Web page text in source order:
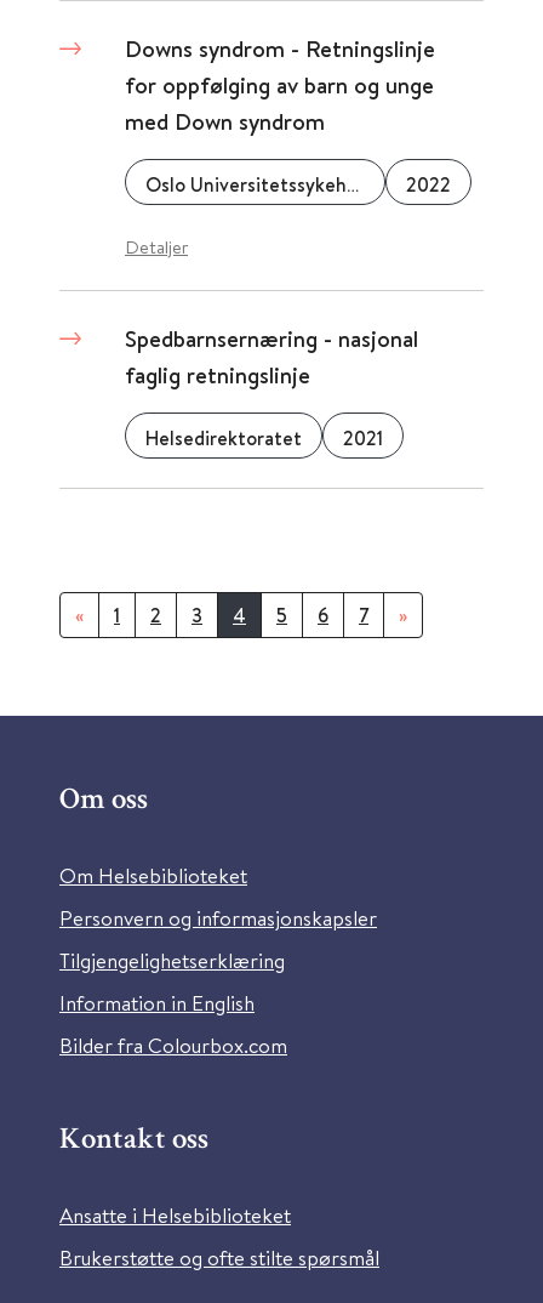
Downs syndrom - Retningslinje
for oppfølging av barn og unge
med Down syndrom
Oslo Universitetssykehus 2022
Detaljer
Spedbarnsernæring - nasjonal
faglig retningslinje
Helsedirektoratet 2021
« 1 2 3 4 5 6 7 »
Om oss
Om Helsebiblioteket
Personvern og informasjonskapsler
Tilgjengelighetserklæring
Information in English
Bilder fra Colourbox.com
Kontakt oss
Ansatte i Helsebiblioteket
Brukerstøtte og ofte stilte spørsmål